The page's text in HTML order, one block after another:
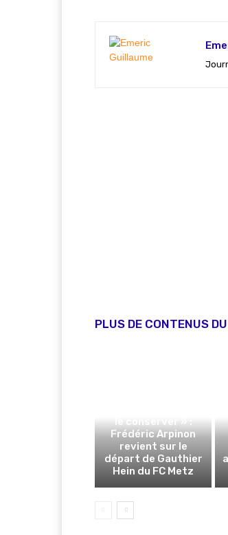
PLUS DE CONTENUS
le conserver » :
Frédéric Arpinon
revient sur le
départ de Gauthier
Hein du FC Metz